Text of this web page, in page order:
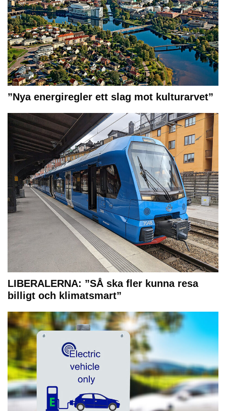
”Nya energiregler ett slag mot kulturarvet”
LIBERALERNA: ”SÅ ska fler kunna resa
billigt och klimatsmart”